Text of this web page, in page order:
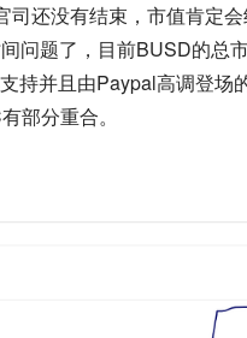
还没有结束，市值肯定
问题了，目前BUSD的总
持并且由Paypal高调登场
部分重合。